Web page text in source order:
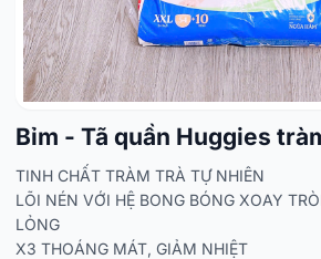
Bỉm - Tã quần Huggies
TINH CHẤT TRÀM TRÀ TỰ NHIÊN
LÕI NÉN VỚI HỆ BONG BÓNG XOAY
LỎNG
X3 THOÁNG MÁT, GIẢM NHIỆT